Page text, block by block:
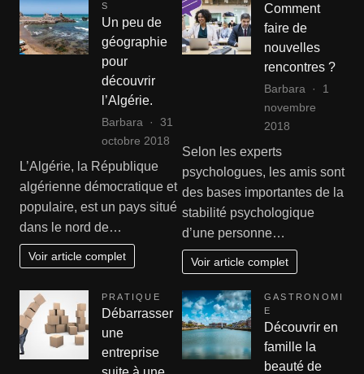
S
Un peu de
géographie
pour
découvrir
l’Algérie.
Barbara
31
octobre 2018
L’Algérie, la République
algérienne démocratique et
populaire, est un pays situé
dans le nord de…
Voir article complet
Comment
faire de
nouvelles
rencontres ?
Barbara
1
novembre
2018
Selon les experts
psychologues, les amis sont
des bases importantes de la
stabilité psychologique
d’une personne…
Voir article complet
PRATIQUE
Débarrasser
une
entreprise
GASTRONOMI
E
Découvrir en
famille la
beauté de